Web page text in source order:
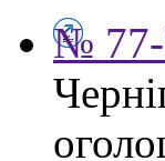
№ 77-